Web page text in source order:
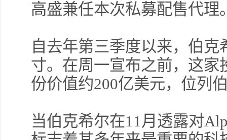
高盛兼任本次私募配售代理
自去年第三季度以来，伯克
寸。在周一宣布之前，这
份价值约200亿美元，位列
当伯克希尔在11月透露对